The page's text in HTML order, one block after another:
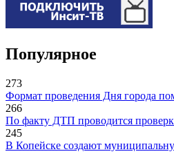
Популярное
273
Формат проведения Дня города
266
По факту ДТП проводится
245
В Копейске создают